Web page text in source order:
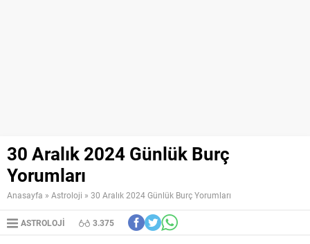
30 Aralık 2024 Günlük Burç
Yorumları
Anasayfa » Astroloji » 30 Aralık 2024 Günlük Burç Yorumları
ASTROLOJI 3.375